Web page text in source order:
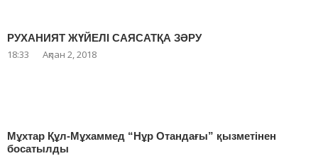
РУХАНИЯТ ЖҮЙЕЛІ САЯСАТҚА ЗӘРУ
18:33 Ақпан 2, 2018
Мұхтар Құл-Мұхаммед “Нұр Отандағы” қызметінен
босатылды